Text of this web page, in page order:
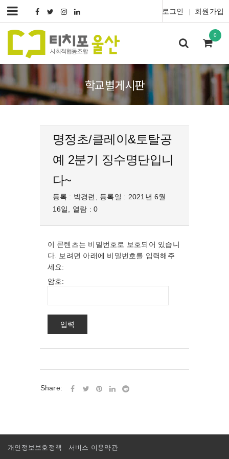
로그인 회원가입
0
학교별게시판
명정초/클레이&토탈공
예 2분기 징수명단입니
다~
등록 : 박경련, 등록일 : 2021년 6월
16일, 열람 : 0
이 콘텐츠는 비밀번호로 보호되어 있습니
다. 보려면 아래에 비밀번호를 입력해주
세요:
암호:
Share:
개인정보보호정책 서비스 이용약관